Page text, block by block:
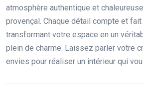
atmosphère authentique et
provençal. Chaque détail compte et
transformant votre espace en un
plein de charme. Laissez parler votre
envies pour réaliser un intérieur qui